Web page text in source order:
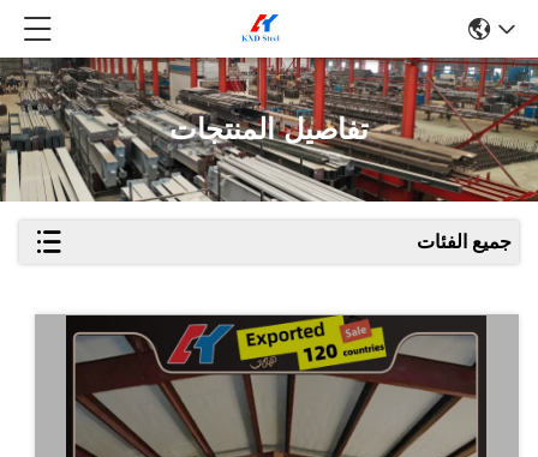
تفاصيل المنتجات
جميع الفئات